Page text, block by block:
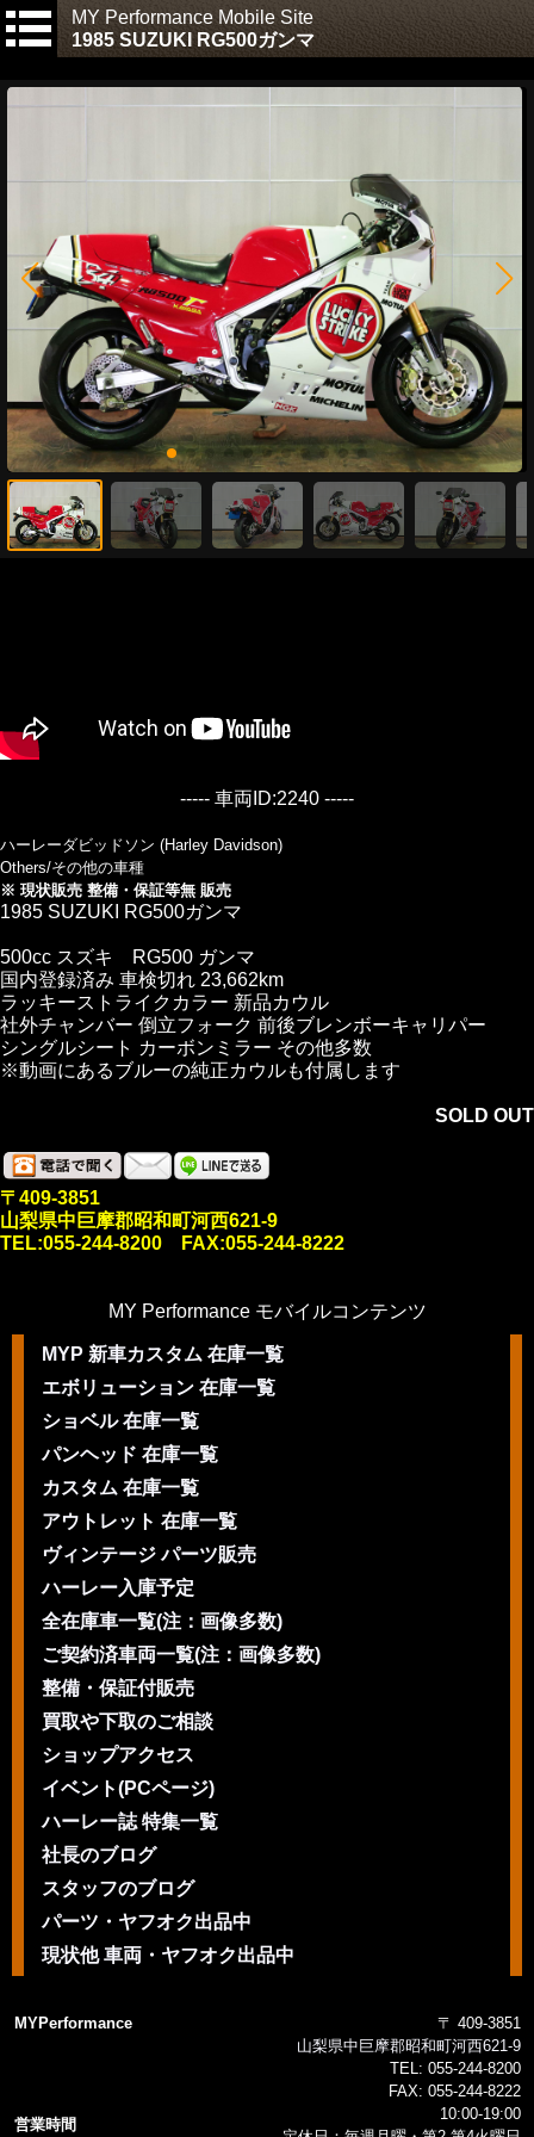
MY Performance Mobile Site
1985 SUZUKI RG500ガンマ
----- 車両ID:2240 -----
ハーレーダビッドソン (Harley Davidson)
Others/その他の車種
※ 現状販売 整備・保証等無 販売
1985 SUZUKI RG500ガンマ
500cc スズキ RG500 ガンマ
国内登録済み 車検切れ 23,662km
ラッキーストライクカラー 新品カウル
社外チャンバー 倒立フォーク 前後ブレンボーキャリパー
シングルシート カーボンミラー その他多数
※動画にあるブルーの純正カウルも付属します
SOLD OUT
〒409-3851
山梨県中巨摩郡昭和町河西621-9
TEL:055-244-8200 FAX:055-244-8222
MY Performance モバイルコンテンツ
MYP 新車カスタム 在庫一覧
エボリューション 在庫一覧
ショベル 在庫一覧
パンヘッド 在庫一覧
カスタム 在庫一覧
アウトレット 在庫一覧
ヴィンテージ パーツ販売
ハーレー入庫予定
全在庫車一覧(注：画像多数)
ご契約済車両一覧(注：画像多数)
整備・保証付販売
買取や下取のご相談
ショップアクセス
イベント(PCページ)
ハーレー誌 特集一覧
社長のブログ
スタッフのブログ
パーツ・ヤフオク出品中
現状他 車両・ヤフオク出品中
MYPerformance
〒 409-3851
山梨県中巨摩郡昭和町河西621-9
TEL: 055-244-8200
FAX: 055-244-8222
営業時間
10:00-19:00